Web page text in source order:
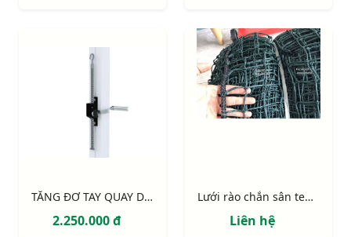
TĂNG ĐƠ TAY QUAY DÙNG CĂNG LƯỚI
2.250.000 đ
Lưới rào chắn sân tennis
Liên hệ